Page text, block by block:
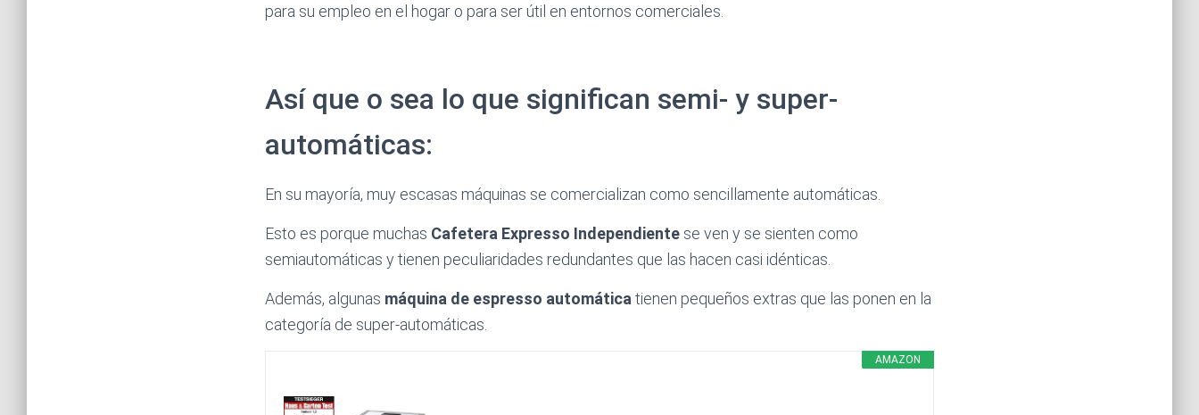
para su empleo en el hogar o para ser útil en entornos comerciales.
Así que o sea lo que significan semi- y super-
automáticas:
En su mayoría, muy escasas máquinas se comercializan como sencillamente automáticas.
Esto es porque muchas Cafetera Expresso Independiente se ven y se sienten como
semiautomáticas y tienen peculiaridades redundantes que las hacen casi idénticas.
Además, algunas máquina de espresso automática tienen pequeños extras que las ponen en la
categoría de super-automáticas.
AMAZON